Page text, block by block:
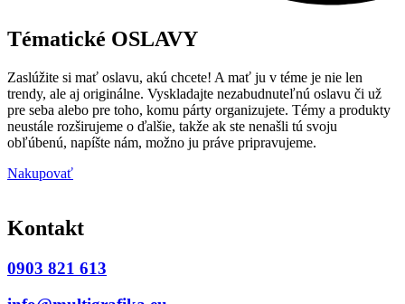
Tématické OSLAVY
Zaslúžite si mať oslavu, akú chcete! A mať ju v téme je nie len
trendy, ale aj originálne. Vyskladajte nezabudnuteľnú oslavu či už
pre seba alebo pre toho, komu párty organizujete. Témy a produkty
neustále rozširujeme o ďalšie, takže ak ste nenašli tú svoju
obľúbenú, napíšte nám, možno ju práve pripravujeme.
Nakupovať
Kontakt
0903 821 613